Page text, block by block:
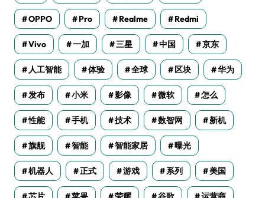
OPPO Pro Realme Redmi
Vivo 一加 三星 中国 京东
人工智能 体验 全球 区块 华为
发布 小米 影像 微软 怎么
性能 手机 技术 数智网 新机
旗舰 智能 智能家居 曝光
机器人 正式 游戏 系列 美国